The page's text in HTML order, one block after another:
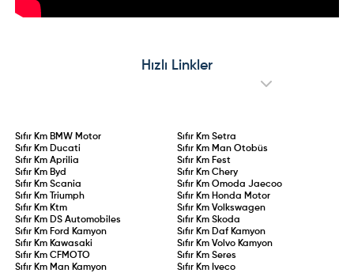
Hızlı Linkler
Sıfır Km BMW Motor Sıfır Km Setra
Sıfır Km Ducati Sıfır Km Man Otobüs
Sıfır KmAprilia Sıfır Km Fest
Sıfır Km Byd Sıfır Km Chery
Sıfır KmScania Sıfır Km Omoda Jaecoo
Sıfır Km
Triumph Sıfır Km Honda Motor
Sıfır Km Ktm Sıfır Km Volkswagen
Sıfır Km DS Automobiles Sıfır Km Skoda
Sıfır Km Ford Kamyon Sıfır Km Daf Kamyon
Sıfır Km Kawasaki Sıfır Km Volvo Kamyon
Sıfır KmCFMOTO Sıfır Km Seres
Sıfır Km Man Kamyon Sıfır Km Iveco